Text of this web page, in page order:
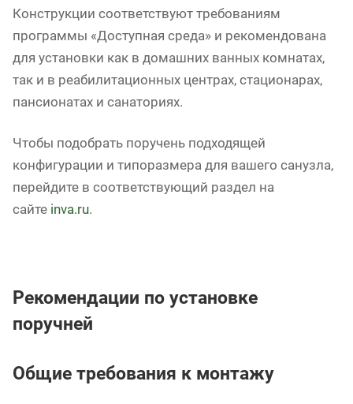
Конструкции соответствуют требованиям
программы «Доступная среда» и рекомендована
для установки как в домашних ванных комнатах,
так и в реабилитационных центрах, стационарах,
пансионатах и санаториях.
Чтобы подобрать поручень подходящей
конфигурации и типоразмера для вашего санузла,
перейдите в соответствующий раздел на
сайте inva.ru.
Рекомендации по установке
поручней
Общие требования к монтажу